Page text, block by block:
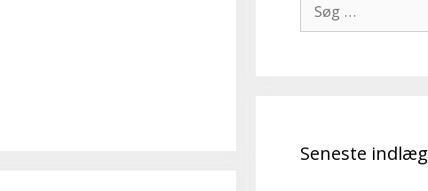
efter:
Seneste indlæg